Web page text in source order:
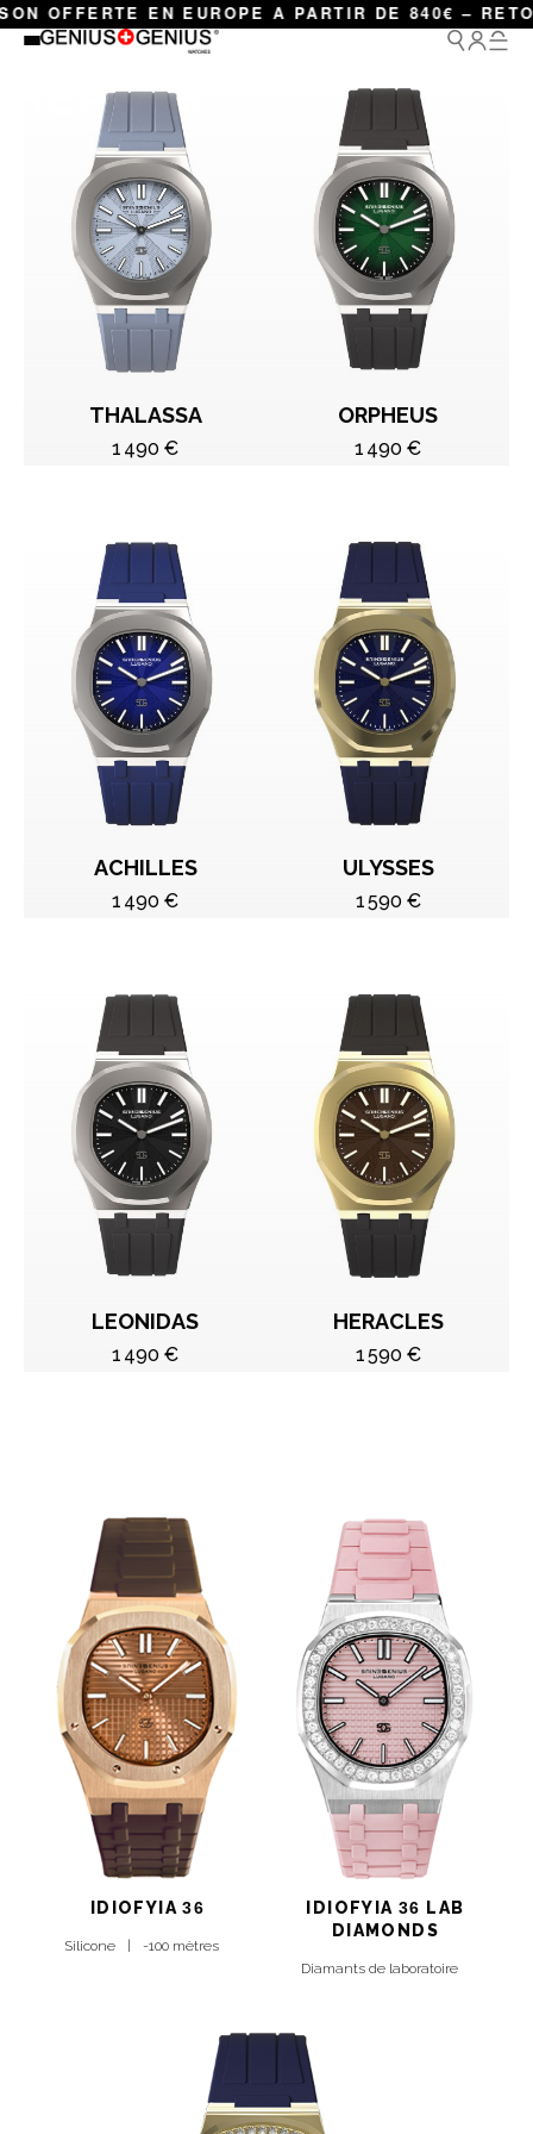
OFFERTE EN EUROPE A PARTIR DE 840€ –
HEROES
THALASSA
1 490 €
ORPHEUS
1 490 €
ACHILLES
1 490 €
ULYSSES
1 590 €
LEONIDAS
1 490 €
HERACLES
1 590 €
IDIOFYIA36
Silicone -100 mètres
IDIOFYIA36 LAB
DIAMONDS
Diamants de laboratoire